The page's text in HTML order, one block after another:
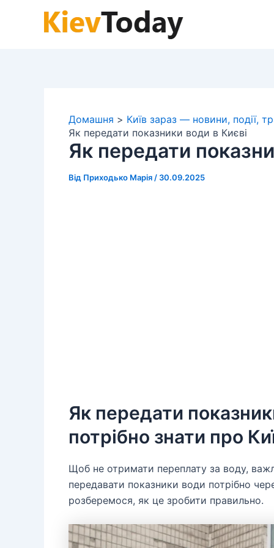
Домашня
Київ зараз — новини, події,
Як передати показники води в Києві
Як передати
Від Приходько Марія / 30.09.2025
Як передати
потрібно знати про
Щоб не отримати переплату за воду,
передавати показники води потрібно
розберемося, як це зробити правильно.